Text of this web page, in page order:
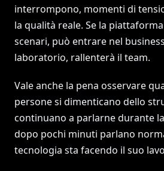
interrompono, momenti di
la qualità reale. Se la
scenari, può entrare nel
laboratorio, rallenterà il team.
Vale anche la pena osservare
persone si dimenticano dello
continuano a parlarne durante
dopo pochi minuti parlano
tecnologia sta facendo il suo